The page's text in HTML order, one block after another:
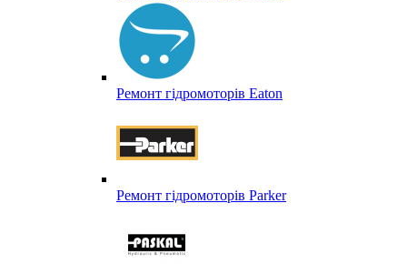
Ремонт гідромоторів Eaton
Ремонт гідромоторів Parker